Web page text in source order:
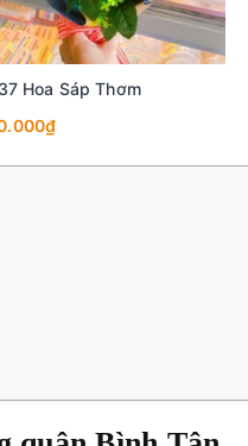
Hoa Sáp Thơm